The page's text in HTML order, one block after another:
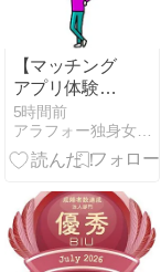
【マッチング
アプリ体験談
｜翔12】個人
事業主
5時間前
アラフォー独身女まいの婚活日記